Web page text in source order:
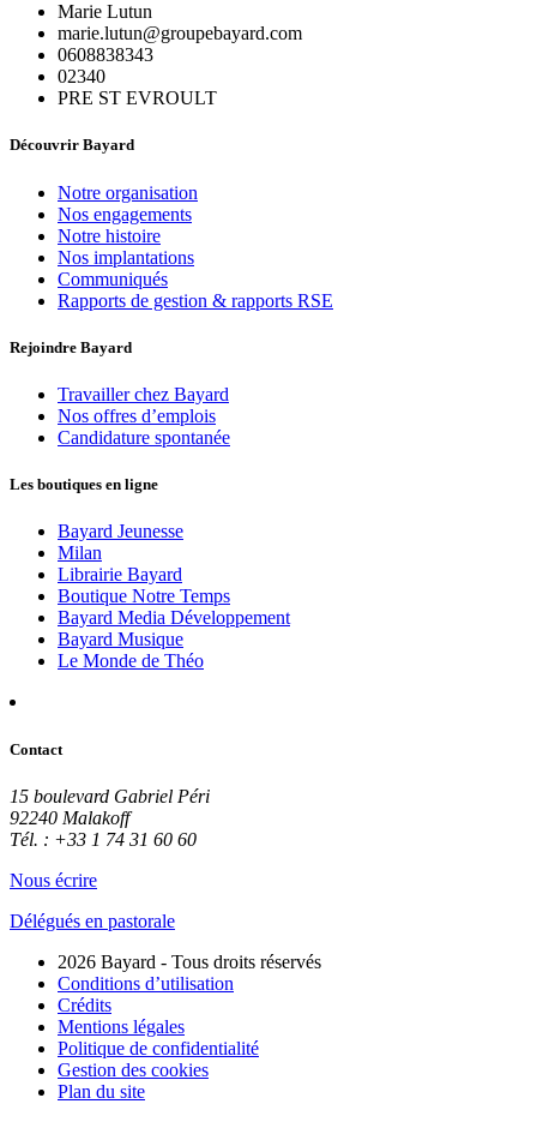
Marie Lutun
marie.lutun@groupebayard.com
0608838343
02340
PRE ST EVROULT
Découvrir Bayard
Notre organisation
Nos engagements
Notre histoire
Nos implantations
Communiqués
Rapports de gestion & rapports RSE
Rejoindre Bayard
Travailler chez Bayard
Nos offres d’emplois
Candidature spontanée
Les boutiques en ligne
Bayard Jeunesse
Milan
Librairie Bayard
Boutique Notre Temps
Bayard Media Développement
Bayard Musique
Le Monde de Théo
Contact
15 boulevard Gabriel Péri
92240 Malakoff
Tél. : +33 1 74 31 60 60
Nous écrire
Délégués en pastorale
2026 Bayard - Tous droits réservés
Conditions d’utilisation
Crédits
Mentions légales
Politique de confidentialité
Gestion des cookies
Plan du site